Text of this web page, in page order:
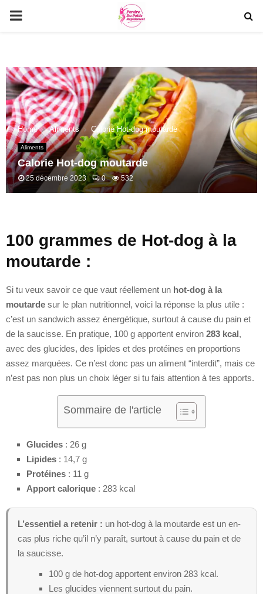
PRIMARY
Home Aliments Calorie Hot-dog moutarde
Aliments
Calorie Hot-dog moutarde
25 décembre 2023 0 532
100 grammes de Hot-dog à la
moutarde :
Si tu veux savoir ce que vaut réellement un hot-dog à la
moutarde sur le plan nutritionnel, voici la réponse la plus utile :
c’est un sandwich assez énergétique, surtout à cause du pain et
de la saucisse. En pratique, 100 g apportent environ 283 kcal,
avec des glucides, des lipides et des protéines en proportions
assez marquées. Ce n’est donc pas un aliment “interdit”, mais ce
n’est pas non plus un choix léger si tu fais attention à tes apports.
Sommaire de l'article
Glucides : 26 g
Lipides : 14,7 g
Protéines : 11 g
Apport calorique : 283 kcal
L’essentiel a retenir : un hot-dog à la moutarde est un en-
cas plus riche qu’il n’y paraît, surtout à cause du pain et de
la saucisse.
100 g de hot-dog apportent environ 283 kcal.
Les glucides viennent surtout du pain.